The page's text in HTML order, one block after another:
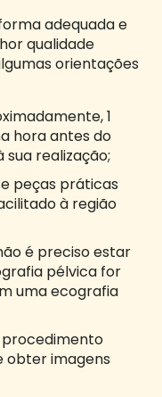
adequada e
qualidade
orientações
1
hora antes do
realização;
peças práticas
à região
é preciso estar
pélvica for
uma ecografia
procedimento
obter imagens